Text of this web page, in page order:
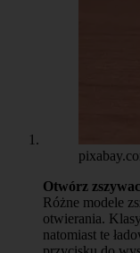
Otwórz
Różne modele
otwierania.
natomiast te